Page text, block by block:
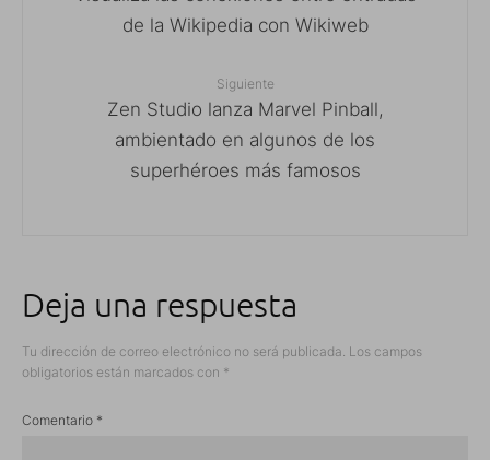
de la Wikipedia con Wikiweb
Siguiente
Zen Studio lanza Marvel Pinball,
ambientado en algunos de los
superhéroes más famosos
Deja una respuesta
Tu dirección de correo electrónico no será publicada. Los campos
obligatorios están marcados con *
Comentario *